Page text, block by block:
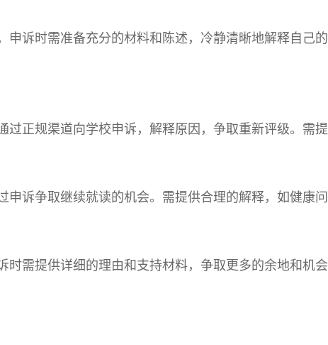
申诉时需准备充分的材料和陈述，冷静清晰地解释自己
过正规渠道向学校申诉，解释原因，争取重新评级。需
申诉争取继续就读的机会。需提供合理的解释，如健康
时需提供详细的理由和支持材料，争取更多的余地和机